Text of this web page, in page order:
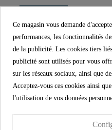
Ce magasin vous demande
performances, les fonctionnalités
de la publicité. Les cookies tiers
publicité sont utilisés pour vous
sur les réseaux sociaux, ainsi que
Acceptez-vous ces cookies ainsi
l'utilisation de vos données